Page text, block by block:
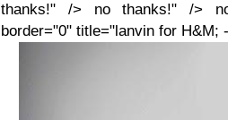
thanks!" /> no thanks!" />
border="0" title="lanvin for H&M;